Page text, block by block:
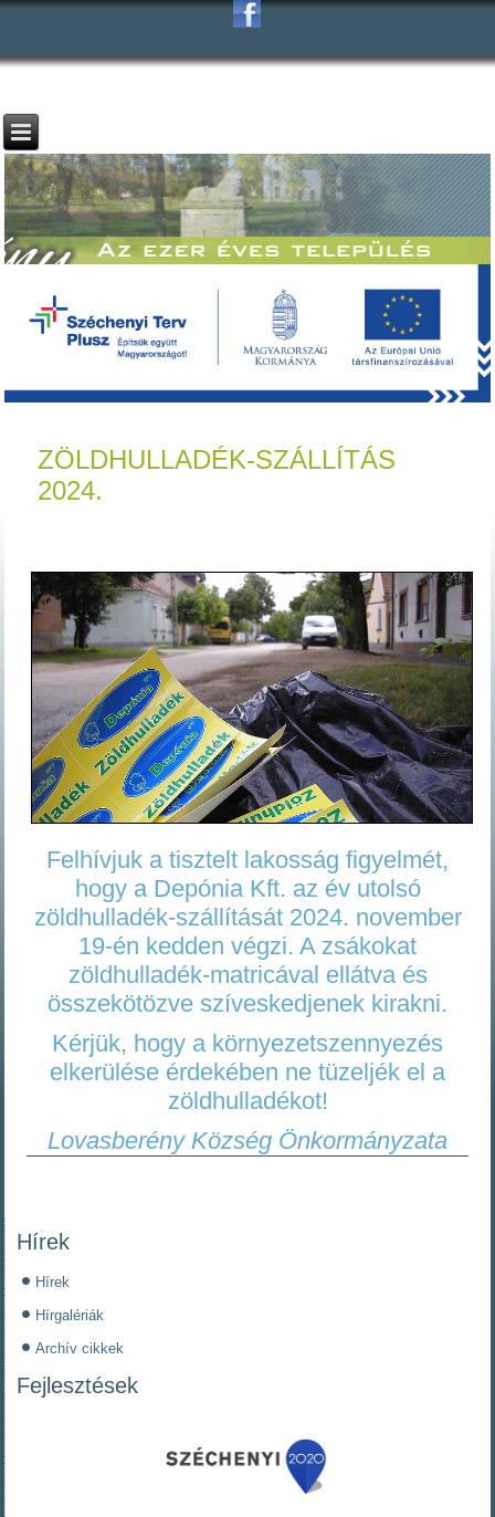
ZÖLDHULLADÉK-SZÁLLÍTÁS
2024.
Felhívjuk a tisztelt lakosság figyelmét,
hogy a Depónia Kft. az év utolsó
zöldhulladék-szállítását 2024. november
19-én kedden végzi. A zsákokat
zöldhulladék-matricával ellátva és
összekötözve szíveskedjenek kirakni.
Kérjük, hogy a környezetszennyezés
elkerülése érdekében ne tüzeljék el a
zöldhulladékot!
Lovasberény Község Önkormányzata
Hírek
Hírek
Hírgalériák
Archív cikkek
Fejlesztések